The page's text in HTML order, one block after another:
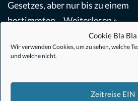
Cookie Bla Bla
Wir verwenden Cookies, um zu sehen, welche
und welche nicht.
Zeitreise EIN
Gesetzes, aber nur bis zu einem
bestimmten…Weiterlesen »